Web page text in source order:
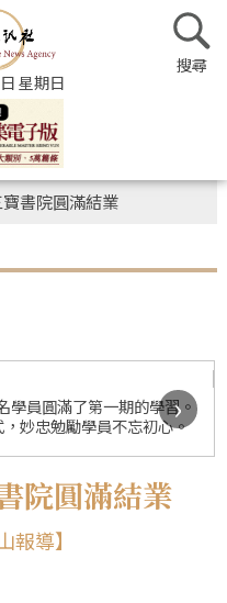
星期日
書院圓滿結業
學員圓滿了第一期的學習。
妙忠勉勵學員不忘初心。
›
院圓滿結業
報導】